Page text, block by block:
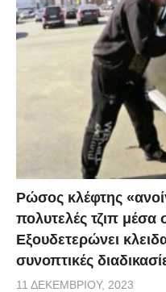
Ρώσος κλέφτης
πολυτελές τζιπ μέσα
Εξουδετερώνει
συνοπτικές
11 ΔΕΚΕΜΒΡΊΟΥ, 2023